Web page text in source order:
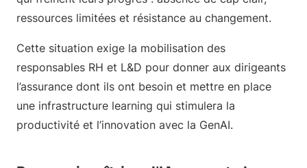
ressources limitées et résistance au changement.
Cette situation exige la mobilisation des
responsables RH et L&D pour donner aux dirigeants
l’assurance dont ils ont besoin et mettre en place
une infrastructure learning qui stimulera la
productivité et l’innovation avec la GenAI.